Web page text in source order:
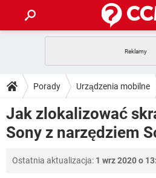
GRY
SPOTIFY
INSTAGRAM
PORADY
PlayStation
GRY
SPOTIFY
INSTAGRAM
DO POBRANIA
ANDROID
FORUM
COVID-19
Porady Urządzenia mobilne
Jak zlokalizować
Sony z narzędziem
Ostatnia aktualizacja: 1 wrz 2020 o